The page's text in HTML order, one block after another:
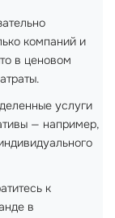
компаний и
в ценовом
услуги
— например,
к
в